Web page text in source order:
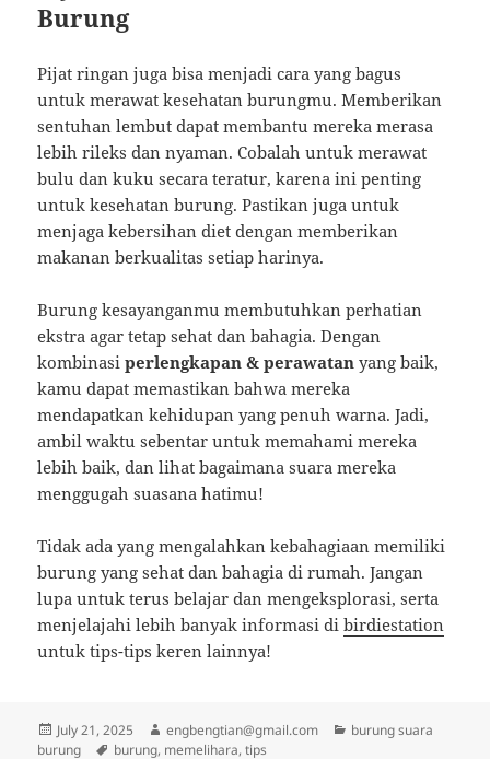
Burung
Pijat ringan juga bisa menjadi cara yang bagus
untuk merawat kesehatan burungmu. Memberikan
sentuhan lembut dapat membantu mereka merasa
lebih rileks dan nyaman. Cobalah untuk merawat
bulu dan kuku secara teratur, karena ini penting
untuk kesehatan burung. Pastikan juga untuk
menjaga kebersihan diet dengan memberikan
makanan berkualitas setiap harinya.
Burung kesayanganmu membutuhkan perhatian
ekstra agar tetap sehat dan bahagia. Dengan
kombinasiperlengkapan & perawatan yang baik,
kamu dapat memastikan bahwa mereka
mendapatkan kehidupan yang penuh warna. Jadi,
ambil waktu sebentar untuk memahami mereka
lebih baik, dan lihat bagaimana suara mereka
menggugah suasana hatimu!
Tidak ada yang mengalahkan kebahagiaan memiliki
burung yang sehat dan bahagia di rumah. Jangan
lupa untuk terus belajar dan mengeksplorasi, serta
menjelajahi lebih banyak informasi dibirdiestation
untuk tips-tips keren lainnya!
Posted
on
July 21, 2025 Author
engbengtian@gmail.com Categories
burung suara
burung
Tags
burung, memelihara,tips